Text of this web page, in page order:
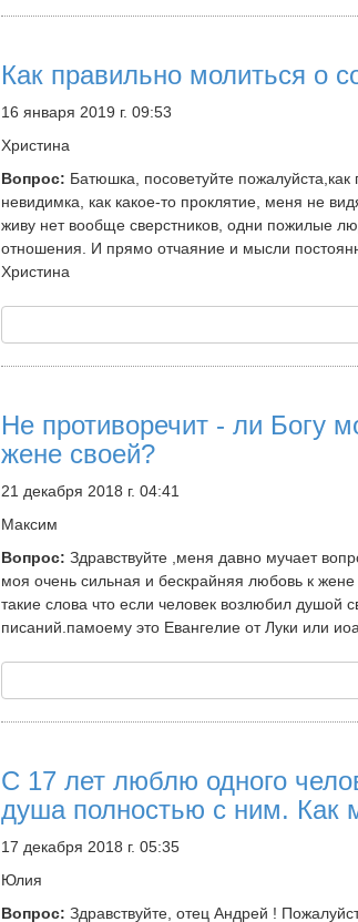
Как правильно молиться о
16 января 2019 г. 09:53
Христина
Вопрос: Батюшка, посоветуйте
невидимка, как какое-то проклятие, меня не
живу нет вообще сверстников, одни пожилые
отношения. И прямо отчаяние и мысли
Христина
Не противоречит - ли Богу
жене своей?
21 декабря 2018 г. 04:41
Максим
Вопрос: Здравствуйте ,меня давно мучает
моя очень сильная и бескрайняя любовь к
такие слова что если человек возлюбил душой
писаний.памоему это Евангелие от Луки или
С 17 лет люблю одного
душа полностью с ним. Как
17 декабря 2018 г. 05:35
Юлия
Вопрос: Здравствуйте, отец Андрей !